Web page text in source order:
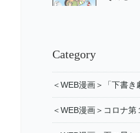
Category
＜WEB漫画＞「下書き
＜WEB漫画＞コロナ